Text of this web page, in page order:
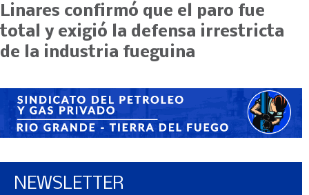
Linares confirmó que el paro fue
total y exigió la defensa irrestricta
de la industria fueguina
NEWSLETTER